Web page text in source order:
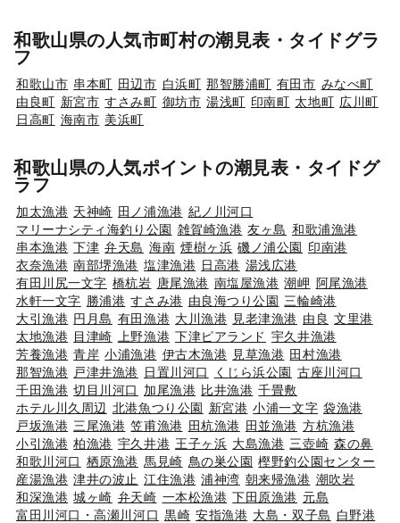
和歌山県の人気市町村の潮見表・タイドグラ
フ
和歌山市 串本町 田辺市 白浜町 那智勝浦町 有田市 みなべ町
由良町 新宮市 すさみ町 御坊市 湯浅町 印南町 太地町 広川町
日高町 海南市 美浜町
和歌山県の人気ポイントの潮見表・タイドグ
ラフ
加太漁港 天神崎 田ノ浦漁港 紀ノ川河口
マリーナシティ海釣り公園 雑賀崎漁港 友ヶ島 和歌浦漁港
串本漁港 下津 弁天島 海南 煙樹ヶ浜 磯ノ浦公園 印南港
衣奈漁港 南部堺漁港 塩津漁港 日高港 湯浅広港
有田川尻一文字 橋杭岩 唐尾漁港 南塩屋漁港 潮岬 阿尾漁港
水軒一文字 勝浦港 すさみ港 由良海つり公園 三輪崎港
大引漁港 円月島 有田漁港 大川漁港 見老津漁港 由良 文里港
太地漁港 目津崎 上野漁港 下津ピアランド 宇久井漁港
芳養漁港 青岸 小浦漁港 伊古木漁港 見草漁港 田村漁港
那智漁港 戸津井漁港 日置川河口 くじら浜公園 古座川河口
千田漁港 切目川河口 加尾漁港 比井漁港 千畳敷
ホテル川久周辺 北港魚つり公園 新宮港 小浦一文字 袋漁港
戸坂漁港 三尾漁港 笠甫漁港 田杭漁港 田並漁港 方杭漁港
小引漁港 柏漁港 宇久井港 王子ヶ浜 大島漁港 三壺崎 森の鼻
和歌川河口 栖原漁港 馬見崎 鳥の巣公園 樫野釣公園センター
産湯漁港 津井の波止 江住漁港 浦神湾 朝来帰漁港 潮吹岩
和深漁港 城ヶ崎 弁天崎 一本松漁港 下田原漁港 元島
富田川河口・高瀬川河口 黒崎 安指漁港 大島・双子島 白野港